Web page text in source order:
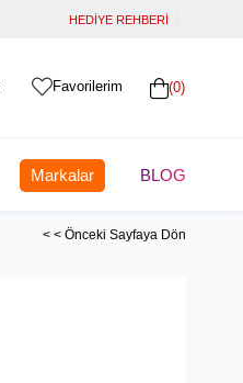
HEDİYE REHBERİ
0
Favorilerim
Markalar BLOG
< < Önceki Sayfaya Dön